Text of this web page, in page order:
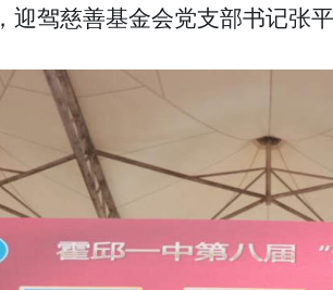
， 迎驾慈善基金会党支部书记张